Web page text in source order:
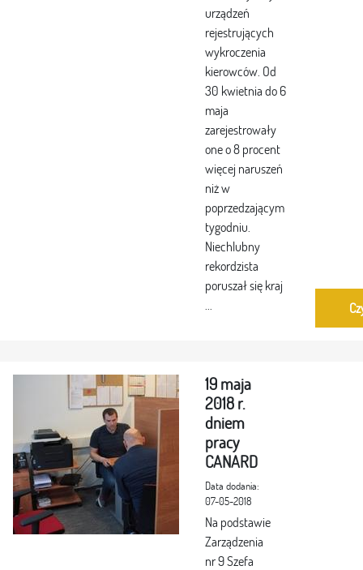
urządzeń
rejestrujących
wykroczenia
kierowców. Od
30 kwietnia do 6
maja
zarejestrowały
one o 8 procent
więcej naruszeń
niż w
poprzedzającym
tygodniu.
Niechlubny
rekordzista
poruszał się kraj
...
19 maja
2018 r.
dniem
pracy
CANARD
Data dodania:
07-05-2018
Na podstawie
Zarządzenia
nr 9 Szefa